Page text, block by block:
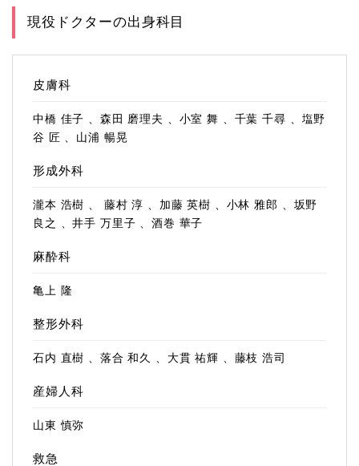
現役ドクターの出身科目
皮膚科
中橋 佳子 、森田 磨理夫 、小室 舞 、千葉 千尋 、塩野
谷 匠 、山浦 暢晃
形成外科
瀧本 浩樹 、 藤村 淳 、加藤 英樹 、小林 雅郎 、坂野
良之 、井手 万里子 、酒巻 華子
麻酔科
亀上 隆
整形外科
石内 直樹 、落合 和久 、大貫 祐輝 、藤枝 浩司
産婦人科
山東 慎弥
救急